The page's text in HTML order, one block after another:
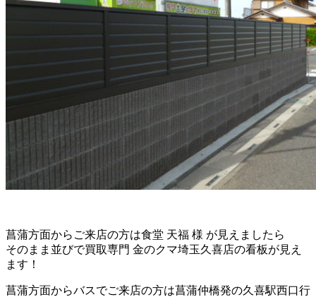
菖蒲方面からご来店の方は食堂 天福 様 が見えましたら
そのまま並びで買取専門 金のクマ埼玉久喜店の看板が見え
ます！
菖蒲方面からバスでご来店の方は菖蒲仲橋発の久喜駅西口行